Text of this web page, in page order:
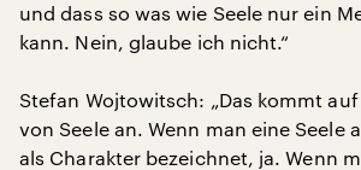
und dass so was wie Seele nur ein
kann. Nein, glaube ich nicht.“
Stefan Wojtowitsch: „Das kommt
von Seele an. Wenn man eine Seele
als Charakter bezeichnet, ja. Wenn